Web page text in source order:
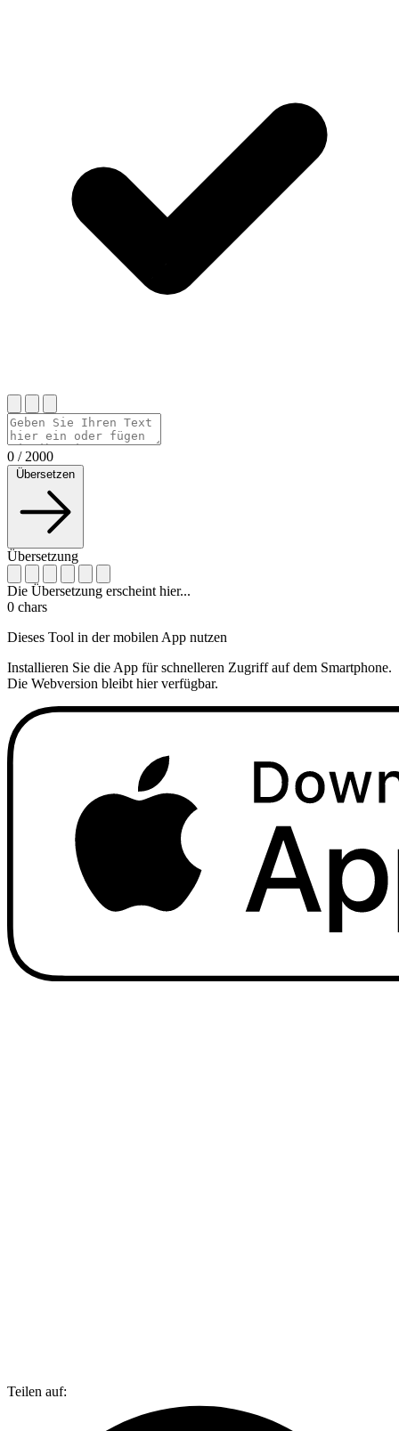
0 / 2000
Übersetzen
Übersetzung
Die Übersetzung erscheint hier...
0 chars
Dieses Tool in der mobilen App nutzen
Installieren Sie die App für schnelleren Zugriff auf dem Smartphone.
Die Webversion bleibt hier verfügbar.
Teilen auf: